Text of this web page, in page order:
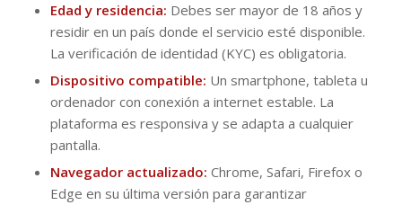
Edad y residencia: Debes ser mayor de 18 años y
residir en un país donde el servicio esté disponible.
La verificación de identidad (KYC) es obligatoria.
Dispositivo compatible: Un smartphone, tableta u
ordenador con conexión a internet estable. La
plataforma es responsiva y se adapta a cualquier
pantalla.
Navegador actualizado: Chrome, Safari, Firefox o
Edge en su última versión para garantizar